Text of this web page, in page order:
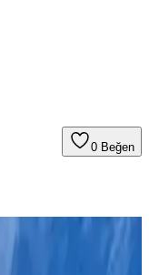
0 Beğen
Gelişim: